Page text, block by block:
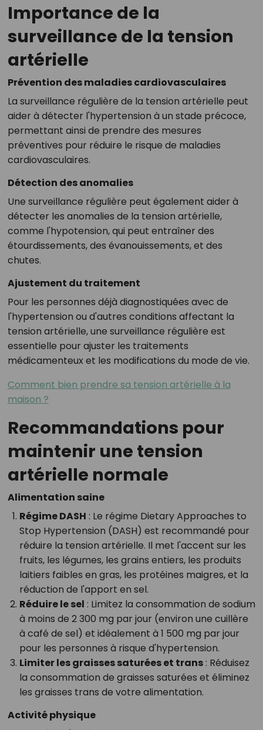
Importance de la
surveillance de la tension
artérielle
Prévention des maladies cardiovasculaires
La surveillance régulière de la tension artérielle peut
aider à détecter l'hypertension à un stade précoce,
permettant ainsi de prendre des mesures
préventives pour réduire le risque de maladies
cardiovasculaires.
Détection des anomalies
Une surveillance régulière peut également aider à
détecter les anomalies de la tension artérielle,
comme l'hypotension, qui peut entraîner des
étourdissements, des évanouissements, et des
chutes.
Ajustement du traitement
Pour les personnes déjà diagnostiquées avec de
l'hypertension ou d'autres conditions affectant la
tension artérielle, une surveillance régulière est
essentielle pour ajuster les traitements
médicamenteux et les modifications du mode de vie.
Comment bien prendre sa tension artérielle à la
maison ?
Recommandations pour
maintenir une tension
artérielle normale
Alimentation saine
Régime DASH : Le régime Dietary Approaches to
Stop Hypertension (DASH) est recommandé pour
réduire la tension artérielle. Il met l'accent sur les
fruits, les légumes, les grains entiers, les produits
laitiers faibles en gras, les protéines maigres, et la
réduction de l'apport en sel.
Réduire le sel : Limitez la consommation de sodium
à moins de 2 300 mg par jour (environ une cuillère
à café de sel) et idéalement à 1 500 mg par jour
pour les personnes à risque d'hypertension.
Limiter les graisses saturées et trans: Réduisez
la consommation de graisses saturées et éliminez
les graisses trans de votre alimentation.
Activité physique